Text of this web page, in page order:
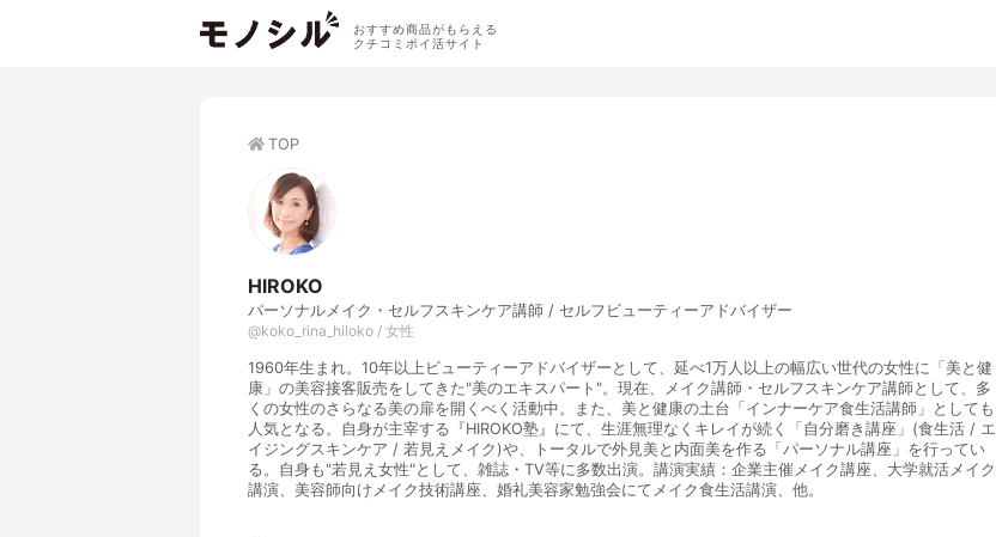
おすすめ商品がもらえる
クチコミポイ活サイト
TOP
HlROKO
パーソナルメイク・セルフスキンケア講師 / セルフビューティーアドバイザー
@koko_rina_hiloko / 女性
1960年生まれ。10年以上ビューティーアドバイザーとして、延べ1万人以上の幅広い世代の女性に「美と健
康」の美容接客販売をしてきた"美のエキスパート"。現在、メイク講師・セルフスキンケア講師として、多
くの女性のさらなる美の扉を開くべく活動中。また、美と健康の土台「インナーケア食生活講師」としても
人気となる。自身が主宰する『HIROKO塾』にて、生涯無理なくキレイが続く「自分磨き講座」(食生活 / エ
イジングスキンケア / 若見えメイク)や、トータルで外見美と内面美を作る「パーソナル講座」を行ってい
る。自身も"若見え女性"として、雑誌・TV等に多数出演。講演実績：企業主催メイク講座、大学就活メイク
講演、美容師向けメイク技術講座、婚礼美容家勉強会にてメイク食生活講演、他。